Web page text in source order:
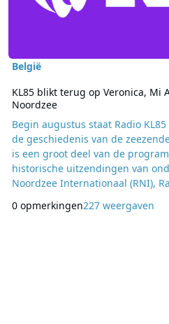
België
KL85 blikt terug op Veronica, Mi
Noordzee
Begin augustus staat Radio
de geschiedenis van de
is een groot deel van de
historische uitzendingen van
Noordzee Internationaal (RNI),
met aandacht voor de
0 opmerkingen227 weergaven